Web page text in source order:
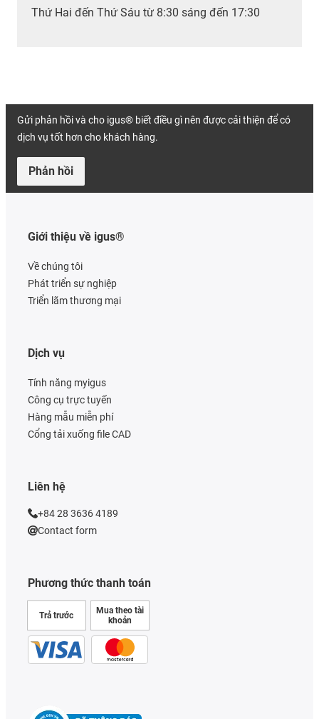
Thứ Hai đến Thứ Sáu từ 8:30 sáng đến 17:30
Gửi phản hồi và cho igus® biết điều gì nên được cải thiện để có
dịch vụ tốt hơn cho khách hàng.
Phản hồi
Giới thiệu về igus®
Về chúng tôi
Phát triển sự nghiệp
Triển lãm thương mại
Phương thức thanh toán
Trả trước
Mua theo tài
khoản
Dịch vụ
Tính năng myigus
Công cụ trực tuyến
Hàng mẫu miễn phí
Cổng tải xuống file CAD
Liên hệ
+84 28 3636 4189
Contact form